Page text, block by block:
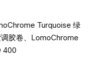
Turquoise 绿
胶卷、LomoChrome
400